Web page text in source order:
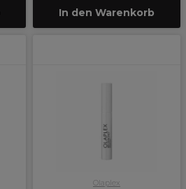
In den Warenkorb
Olaplex